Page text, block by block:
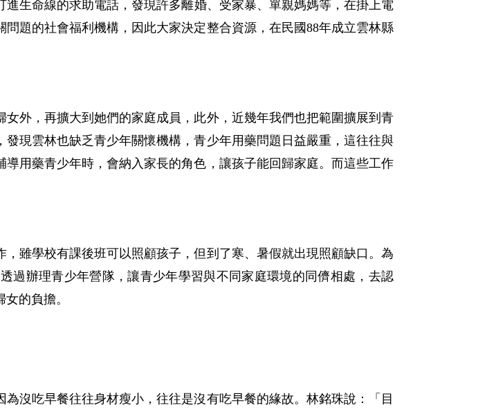
生命線的求助電話，發現許多離婚、受家暴、單親媽媽等，在掛上電
題的社會福利機構，因此大家決定整合資源，在民國88年成立雲林縣
外，再擴大到她們的家庭成員，此外，近幾年我們也把範圍擴展到青
現雲林也缺乏青少年關懷機構，青少年用藥問題日益嚴重，這往往與
用藥青少年時，會納入家長的角色，讓孩子能回歸家庭。而這些工作
雖學校有課後班可以照顧孩子，但到了寒、暑假就出現照顧缺口。為
過辦理青少年營隊，讓青少年學習與不同家庭環境的同儕相處，去認
的負擔。
沒吃早餐往往身材瘦小，往往是沒有吃早餐的緣故。林銘珠說：「目